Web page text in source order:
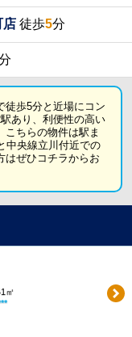
店 徒歩5分
徒歩5分と近場にコン
あり、利便性の高い
こちらの物件は駅ま
中央線立川付近での
はぜひコチラからお
㎡